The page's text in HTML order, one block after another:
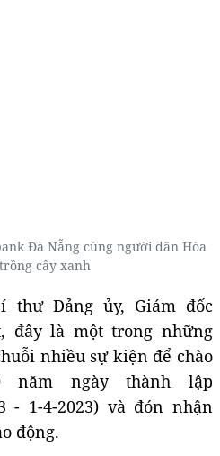
Đà Nẵng cùng người dân Hòa
cây xanh
thư Đảng ủy, Giám đốc
đây là một trong những
nhiều sự kiện để chào
năm ngày thành lập
- 1-4-2023) và đón nhận
động.